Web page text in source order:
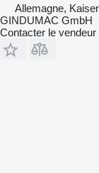
Allemagne,
GINDUMAC GmbH
Contacter le vendeur